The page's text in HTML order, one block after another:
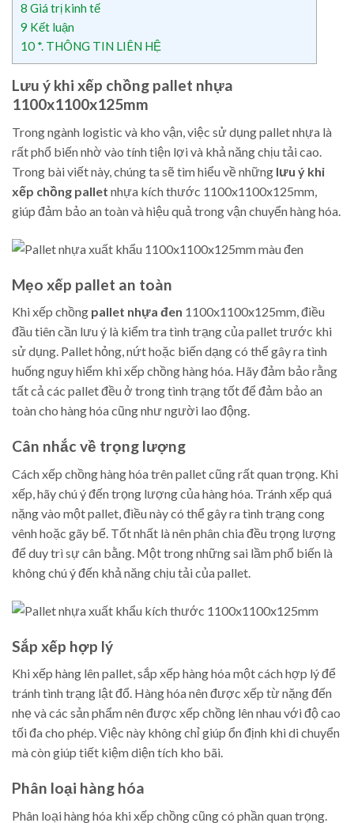
8 Giá trị kinh tế
9 Kết luận
10 *. THÔNG TIN LIÊN HỆ
Lưu ý khi xếp chồng pallet nhựa
1100x1100x125mm
Trong ngành logistic và kho vận, việc sử dụng pallet nhựa là
rất phổ biến nhờ vào tính tiện lợi và khả năng chịu tải cao.
Trong bài viết này, chúng ta sẽ tìm hiểu về những lưu ý khi
xếp chồng pallet nhựa kích thước 1100x1100x125mm,
giúp đảm bảo an toàn và hiệu quả trong vận chuyển hàng hóa.
Mẹo xếp pallet an toàn
Khi xếp chồng pallet nhựa đen 1100x1100x125mm, điều
đầu tiên cần lưu ý là kiểm tra tình trạng của pallet trước khi
sử dụng. Pallet hỏng, nứt hoặc biến dạng có thể gây ra tình
huống nguy hiểm khi xếp chồng hàng hóa. Hãy đảm bảo rằng
tất cả các pallet đều ở trong tình trạng tốt để đảm bảo an
toàn cho hàng hóa cũng như người lao động.
Cân nhắc về trọng lượng
Cách xếp chồng hàng hóa trên pallet cũng rất quan trọng. Khi
xếp, hãy chú ý đến trọng lượng của hàng hóa. Tránh xếp quá
nặng vào một pallet, điều này có thể gây ra tình trạng cong
vênh hoặc gãy bể. Tốt nhất là nên phân chia đều trọng lượng
để duy trì sự cân bằng. Một trong những sai lầm phổ biến là
không chú ý đến khả năng chịu tải của pallet.
Sắp xếp hợp lý
Khi xếp hàng lên pallet, sắp xếp hàng hóa một cách hợp lý để
tránh tình trạng lật đổ. Hàng hóa nên được xếp từ nặng đến
nhẹ và các sản phẩm nên được xếp chồng lên nhau với độ cao
tối đa cho phép. Việc này không chỉ giúp ổn định khi di chuyển
mà còn giúp tiết kiệm diện tích kho bãi.
Phân loại hàng hóa
Phân loại hàng hóa khi xếp chồng cũng có phần quan trọng.